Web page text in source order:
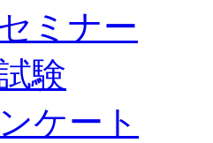
ミナー
験
ケート